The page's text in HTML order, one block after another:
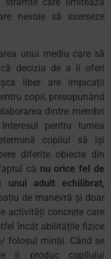
nevoie să exerseze
unui mediu care să
că decizia de a îi oferi
liber are impicații
copil, presupunând
dintre membri
pentru lumea
copilul să își
diferite obiecte din
că nu orice fel de
unui adult echilibrat,
de manevră și doar
activități concrete care
încât abilitățile fizice
folosul minții. Când se
îi produc copilului